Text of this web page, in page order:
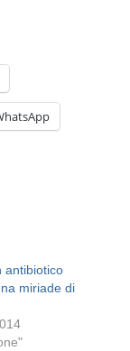
antibiotico
miriade di